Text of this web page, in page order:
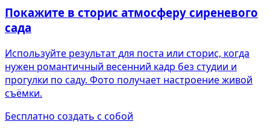
Покажите в сторис атмосферу сиреневого
сада
Используйте результат для поста или сторис, когда
нужен романтичный весенний кадр без студии и
прогулки по саду. Фото получает настроение живой
съёмки.
Бесплатно создать с собой